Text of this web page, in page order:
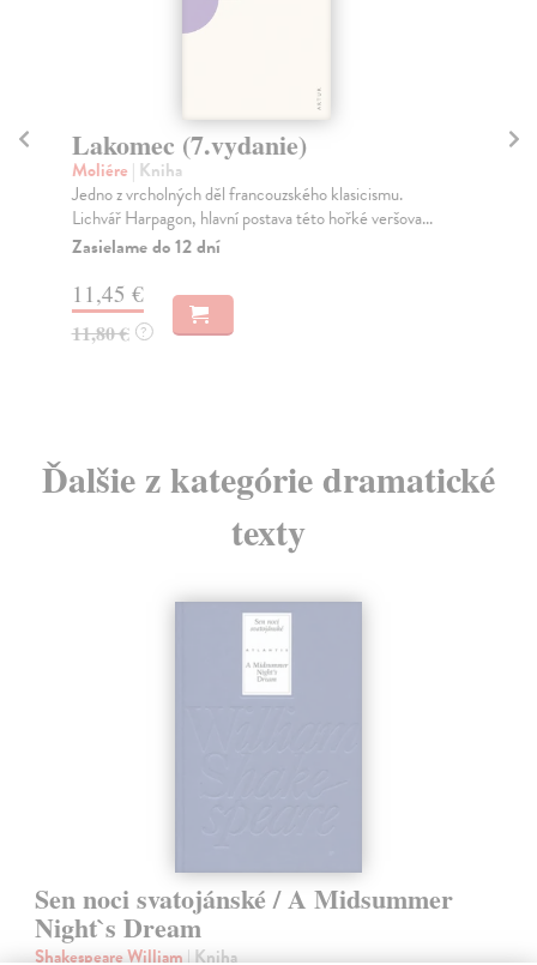
Lakomec (7.vydanie)
Moliére | Kniha
Jedno z vrcholných děl francouzského klasicismu.
Lichvář Harpagon, hlavní postava této hořké veršova...
Zasielame do 12 dní
11,45 €
11,80 € ?
Ďalšie z kategórie dramatické
texty
Sen noci svatojánské / A Midsummer
Night`s Dream
Shakespeare William| Kniha